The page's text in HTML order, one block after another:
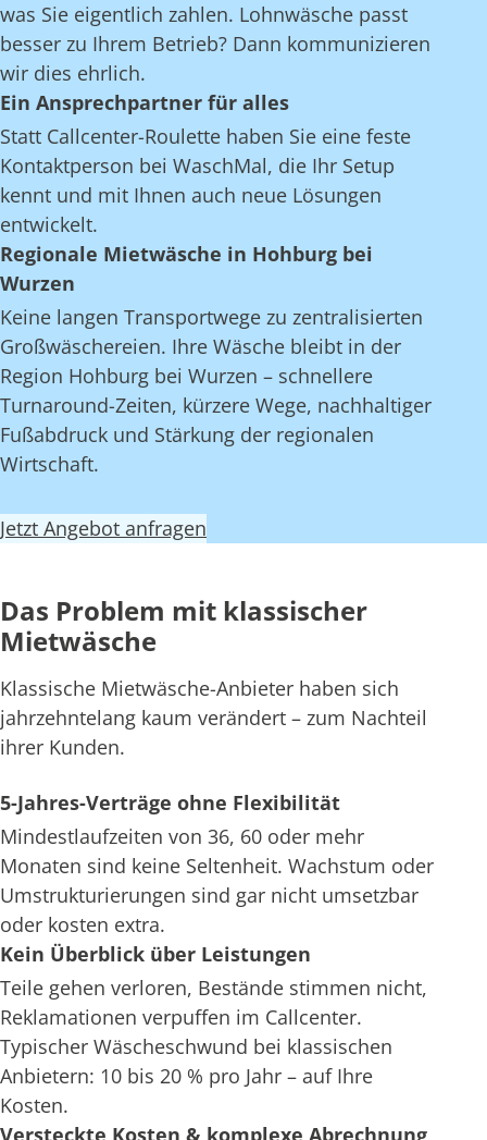
was Sie eigentlich zahlen. Lohnwäsche passt
besser zu Ihrem Betrieb? Dann kommunizieren
wir dies ehrlich.
Ein Ansprechpartner für alles
Statt Callcenter-Roulette haben Sie eine feste
Kontaktperson bei WaschMal, die Ihr Setup
kennt und mit Ihnen auch neue Lösungen
entwickelt.
Regionale Mietwäsche in Hohburg bei
Wurzen
Keine langen Transportwege zu zentralisierten
Großwäschereien. Ihre Wäsche bleibt in der
Region Hohburg bei Wurzen – schnellere
Turnaround-Zeiten, kürzere Wege, nachhaltiger
Fußabdruck und Stärkung der regionalen
Wirtschaft.
Jetzt Angebot anfragen
Das Problem mit klassischer
Mietwäsche
Klassische Mietwäsche-Anbieter haben sich
jahrzehntelang kaum verändert – zum Nachteil
ihrer Kunden.
5-Jahres-Verträge ohne Flexibilität
Mindestlaufzeiten von 36, 60 oder mehr
Monaten sind keine Seltenheit. Wachstum oder
Umstrukturierungen sind gar nicht umsetzbar
oder kosten extra.
Kein Überblick über Leistungen
Teile gehen verloren, Bestände stimmen nicht,
Reklamationen verpuffen im Callcenter.
Typischer Wäscheschwund bei klassischen
Anbietern: 10 bis 20 % pro Jahr – auf Ihre
Kosten.